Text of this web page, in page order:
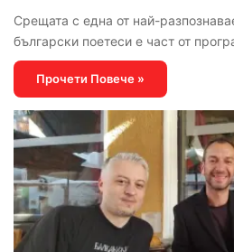
Срещата с една от най-
български поетеси е част от
Прочети Повече »